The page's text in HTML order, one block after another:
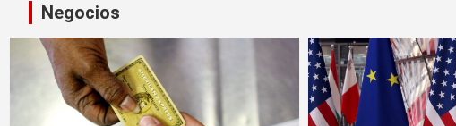
Negocios